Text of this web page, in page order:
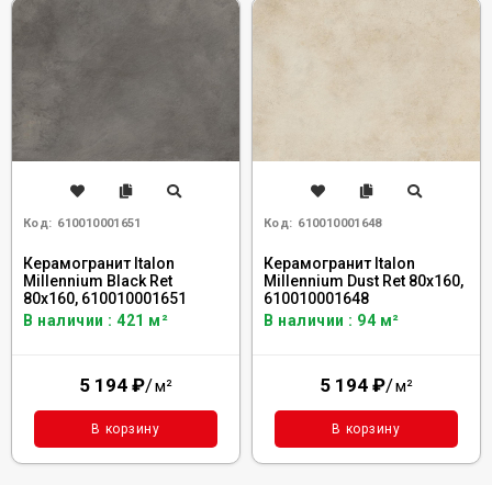
Код: 610010001651
Керамогранит Italon
Millennium Black Ret
80x160, 610010001651
В наличии : 421 м²
5 194 ₽/м²
В корзину
Код: 610010001648
Керамогранит Italon
Millennium Dust Ret 80x160,
610010001648
В наличии : 94 м²
5 194 ₽/м²
В корзину